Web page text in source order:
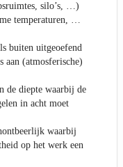
silo’s, …)
temperaturen, …
buiten uitgeoefend
aan (atmosferische)
de diepte waarbij de
in acht moet
waarbij
op het werk een